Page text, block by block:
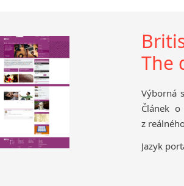
The
Výborná
Článek
z
Jazyk